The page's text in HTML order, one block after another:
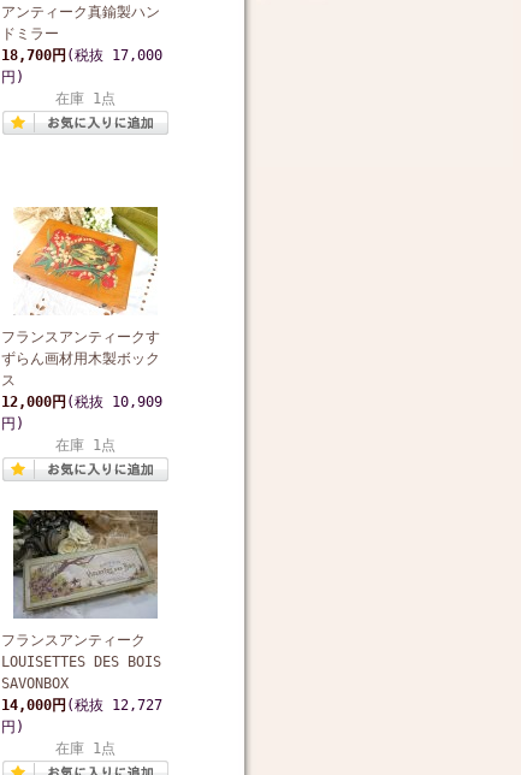
アンティーク真鍮製ハン
ドミラー
18,700円 (税抜 17,000
円)
在庫 1点
フランスアンティークす
ずらん画材用木製ボック
ス
12,000円 (税抜 10,909
円)
在庫 1点
フランスアンティーク
LOUISETTES DES BOIS
SAVONBOX
14,000円 (税抜 12,727
円)
在庫 1点